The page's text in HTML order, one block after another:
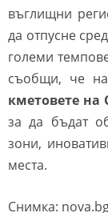
въглищни
да отпусне
големи
съобщи, че на
кметовете на
за да бъдат
зони,
места.
Снимка: